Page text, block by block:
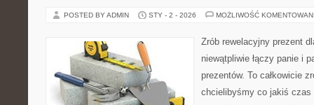
POSTED BY ADMIN STY - 2 - 2026 MOŻLIWOŚĆ
Zrób rewelacyjny prezent
niewątpliwie łączy panie i
prezentów. To całkowicie
chcielibyśmy co jakiś czas